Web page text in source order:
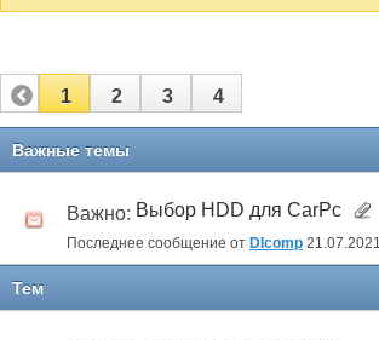
1 2 3 4
Важные темы
Важно: Выбор HDD для CarPc
Последнее сообщение от DIcomp 21.07.2021
Тем